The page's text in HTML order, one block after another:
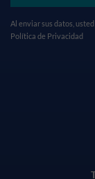
Al enviar sus datos,
Política de Privacidad